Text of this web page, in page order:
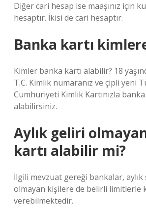
Diğer cari hesap ise maaşınız için
hesaptır. İkisi de cari hesaptır.
Banka kartı
Kimler banka kartı alabilir? 18
T.C. Kimlik numaranız ve çipli yeni
Cumhuriyeti Kimlik Kartınızla banka
alabilirsiniz.
Aylık geliri
kartı alabilir mi?
İlgili mevzuat gereği bankalar,
olmayan kişilere de belirli limitlerle
verebilmektedir.